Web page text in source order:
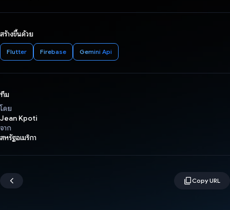
สร้างขึ้นด้วย
Flutter Firebase Gemini Api
ทีม
โดย
Jean Kpoti
จาก
สหรัฐอเมริกา